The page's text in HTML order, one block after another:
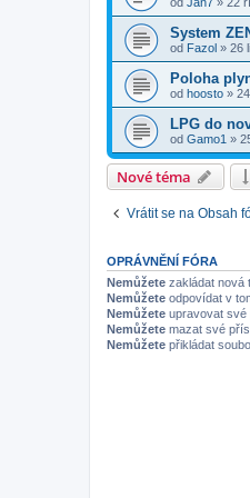
od Jan7 » 22
System
od Fazol » 26
Poloha
od hoosto »
LPG do
od Gamo1 »
Nové téma
Vrátit se na Obsah
OPRÁVNĚNÍ FÓRA
Nemůžete zakládat nová
Nemůžete odpovídat v
Nemůžete upravovat
Nemůžete mazat své
Nemůžete přikládat